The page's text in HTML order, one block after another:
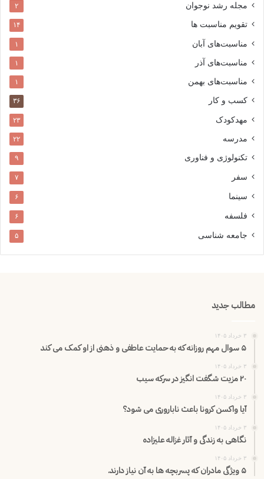
مجله رشد نوجوان ۲
تقویم مناسبت ها ۱۴
مناسبت‌های آبان ۱
مناسبت‌های آذر ۱
مناسبت‌های بهمن ۱
کسب و کار ۳۶
مهدکودک ۲۳
مدرسه ۲۲
تکنولوژی و فناوری ۹
سفر ۷
سینما ۶
فلسفه ۶
جامعه شناسی ۵
مطالب جدید
۳ خرداد ۱۴۰۵
۵ سوال مهم روزانه که به حمایت عاطفی و ذهنی از او کمک می کند
۳ خرداد ۱۴۰۵
۲۰ مزیت شگفت انگیز در سرکه سیب
۳ خرداد ۱۴۰۵
آیا واکسن کرونا باعث ناباروری می شود؟
۳ خرداد ۱۴۰۵
نگاهی به زندگی و آثار غزاله علیزاده
۳ خرداد ۱۴۰۵
۵ ویژگی مادران که پسربچه ها به آن نیاز دارند.